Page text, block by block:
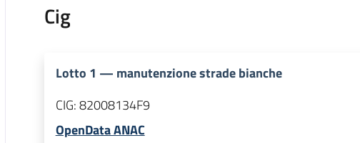
Cig
Lotto 1 — manutenzione strade bianche
CIG:82008134F9
OpenData ANAC